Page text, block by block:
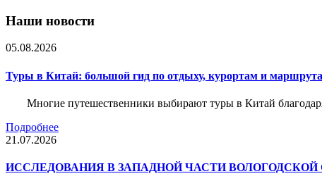
Наши новости
05.08.2026
Туры в Китай: большой гид по отдыху, курортам и
Многие путешественники выбирают туры в Китай
Подробнее
21.07.2026
ИССЛЕДОВАНИЯ В ЗАПАДНОЙ ЧАСТИ ВОЛОГОДСКОЙ